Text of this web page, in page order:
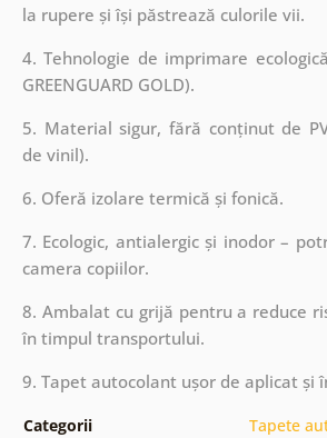
la rupere și își păstrează culorile vii.
4. Tehnologie de imprimare
GREENGUARD GOLD).
5. Material sigur, fără conținut de
de vinil).
6. Oferă izolare termică și fonică.
7. Ecologic, antialergic și inodor –
camera copiilor.
8. Ambalat cu grijă pentru a reduce
în timpul transportului.
9. Tapet autocolant ușor de aplicat și
Categorii Tapete